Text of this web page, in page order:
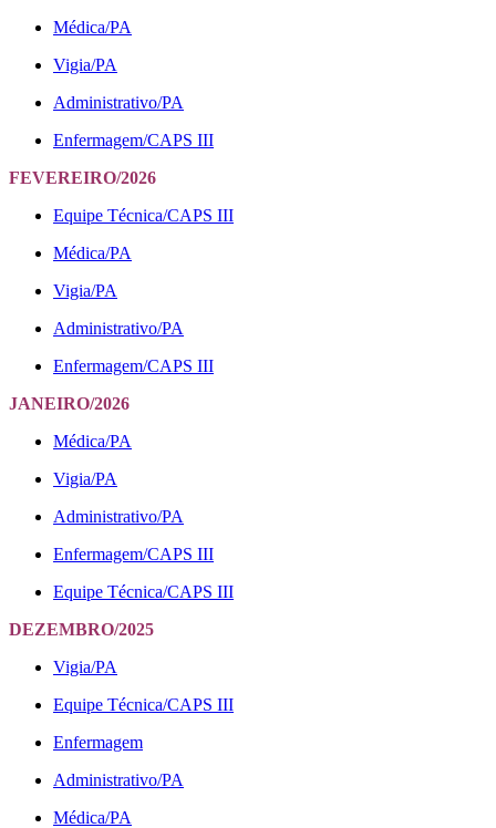
Médica/PA
Vigia/PA
Administrativo/PA
Enfermagem/CAPS III
FEVEREIRO/2026
Equipe Técnica/CAPS III
Médica/PA
Vigia/PA
Administrativo/PA
Enfermagem/CAPS III
JANEIRO/2026
Médica/PA
Vigia/PA
Administrativo/PA
Enfermagem/CAPS III
Equipe Técnica/CAPS III
DEZEMBRO/2025
Vigia/PA
Equipe Técnica/CAPS III
Enfermagem
Administrativo/PA
Médica/PA